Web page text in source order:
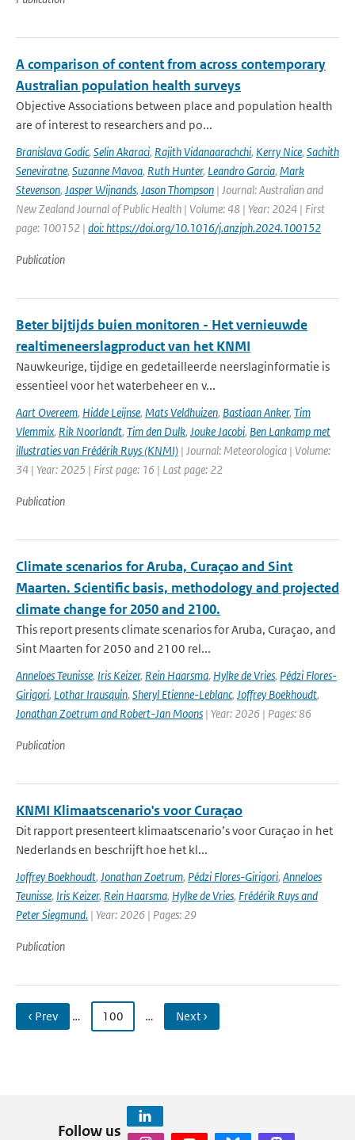
A comparison of content from across contemporary
Australian population health surveys
Objective Associations between place and population health
are of interest to researchers and po...
Branislava Godic, Selin Akaraci, Rajith Vidanaarachchi, Kerry Nice, Sachith
Seneviratne, Suzanne Mavoa, Ruth Hunter, Leandro Garcia, Mark
Stevenson, Jasper Wijnands, Jason Thompson | Journal: Australian and
New Zealand Journal of Public Health | Volume: 48 | Year: 2024 | First
page: 100152 | doi: https://doi.org/10.1016/j.anzjph.2024.100152
Publication
Beter bijtijds buien monitoren - Het vernieuwde
realtimeneerslagproduct van het KNMI
Nauwkeurige, tijdige en gedetailleerde neerslaginformatie is
essentieel voor het waterbeheer en v...
Aart Overeem, Hidde Leijnse, Mats Veldhuizen, Bastiaan Anker, Tim
Vlemmix, Rik Noorlandt, Tim den Dulk, Jouke Jacobi, Ben Lankamp met
illustraties van Frédérik Ruys (KNMI) | Journal: Meteorologica | Volume:
34 | Year: 2025 | First page: 16 | Last page: 22
Publication
Climate scenarios for Aruba, Curaçao and Sint
Maarten. Scientific basis, methodology and projected
climate change for 2050 and 2100.
This report presents climate scenarios for Aruba, Curaçao, and
Sint Maarten for 2050 and 2100 rel...
Anneloes Teunisse, Iris Keizer, Rein Haarsma, Hylke de Vries, Pédzi Flores-
Girigori, Lothar Irausquin, Sheryl Etienne-Leblanc, Joffrey Boekhoudt,
Jonathan Zoetrum and Robert-Jan Moons | Year: 2026 | Pages: 86
Publication
KNMI Klimaatscenario's voor Curaçao
Dit rapport presenteert klimaatscenario’s voor Curaçao in het
Nederlands en beschrijft hoe het kl...
Joffrey Boekhoudt, Jonathan Zoetrum, Pédzi Flores-Girigori, Anneloes
Teunisse, Iris Keizer, Rein Haarsma, Hylke de Vries, Frédérik Ruys and
Peter Siegmund. | Year: 2026 | Pages: 29
Publication
‹ Prev … 100 … Next ›
Follow us